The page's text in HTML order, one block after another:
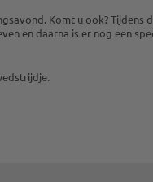
Komt u ook?
en daarna is er nog een